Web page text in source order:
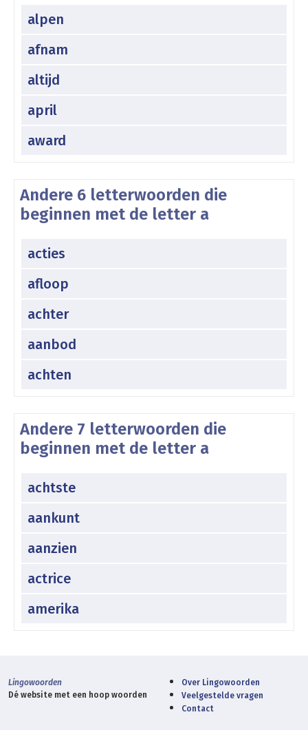
alpen
afnam
altijd
april
award
Andere 6 letterwoorden die
beginnen met de letter a
acties
afloop
achter
aanbod
achten
Andere 7 letterwoorden die
beginnen met de letter a
achtste
aankunt
aanzien
actrice
amerika
Lingowoorden
Dé website met een hoop woorden
Over Lingowoorden
Veelgestelde vragen
Contact